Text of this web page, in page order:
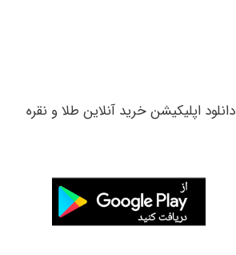
​دانلود اپلیکیشن خرید آنلاین طلا و نقره